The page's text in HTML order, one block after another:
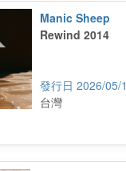
Manic Sheep
Rewind 2014
2026/05/
台灣